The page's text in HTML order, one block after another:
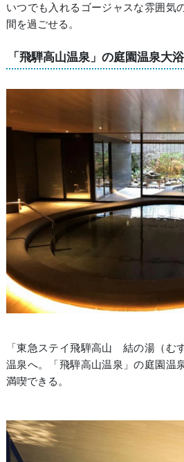
いつでも入れるゴージャスな雰囲気
間を過ごせる。
「飛騨高山温泉」の庭園温泉大
「東急ステイ飛騨高山 結の湯（む
温泉へ。「飛騨高山温泉」の庭園温
満喫できる。